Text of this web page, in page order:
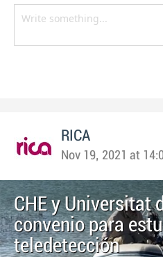
RICA
Nov 19, 2021 at
CHE y Universitat
convenio para
teledetección